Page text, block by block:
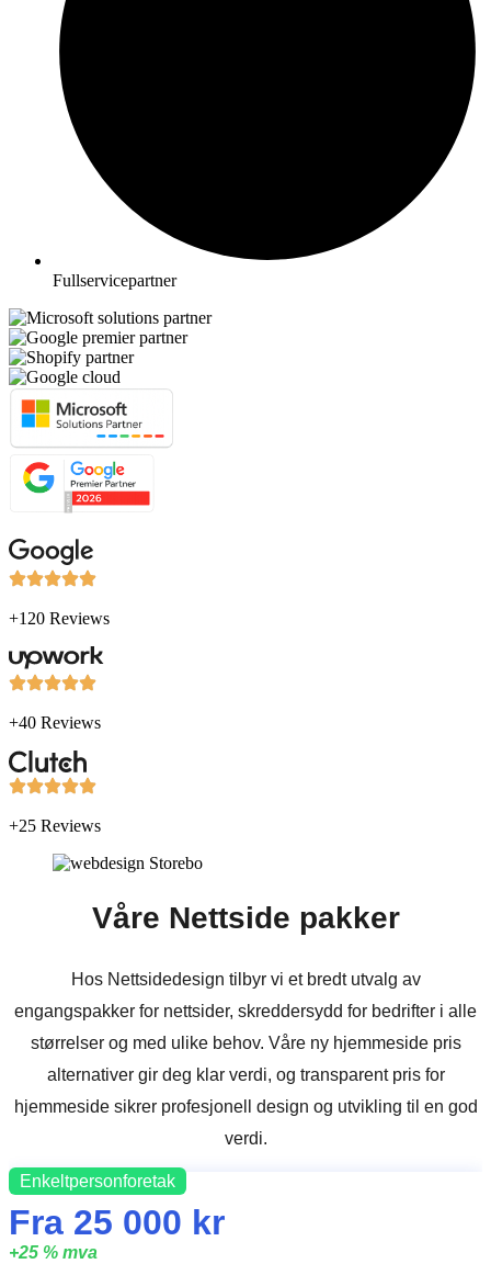
Fullservicepartner
+120 Reviews
+40 Reviews
+25 Reviews
Våre Nettside pakker
Hos Nettsidedesign tilbyr vi et bredt utvalg av
engangspakker for nettsider, skreddersydd for bedrifter i alle
størrelser og med ulike behov. Våre ny hjemmeside pris
alternativer gir deg klar verdi, og transparent pris for
hjemmeside sikrer profesjonell design og utvikling til en god
verdi.
Enkeltpersonforetak
Fra 25 000 kr
+25 % mva